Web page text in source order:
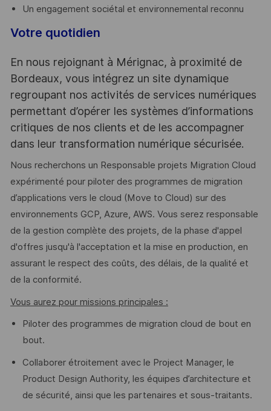
Un engagement sociétal et environnemental reconnu
Votre quotidien
En nous rejoignant à Mérignac, à proximité de
Bordeaux, vous intégrez un site dynamique
regroupant nos activités de services numériques
permettant d’opérer les systèmes d’informations
critiques de nos clients et de les accompagner
dans leur transformation numérique sécurisée.
Nous recherchons un Responsable projets Migration Cloud
expérimenté pour piloter des programmes de migration
d’applications vers le cloud (Move to Cloud) sur des
environnements GCP, Azure, AWS. Vous serez responsable
de la gestion complète des projets, de la phase d'appel
d'offres jusqu'à l'acceptation et la mise en production, en
assurant le respect des coûts, des délais, de la qualité et
de la conformité.
Vous aurez pour missions principales :
Piloter des programmes de migration cloud de bout en
bout.
Collaborer étroitement avec le Project Manager, le
Product Design Authority, les équipes d’architecture et
de sécurité, ainsi que les partenaires et sous-traitants.